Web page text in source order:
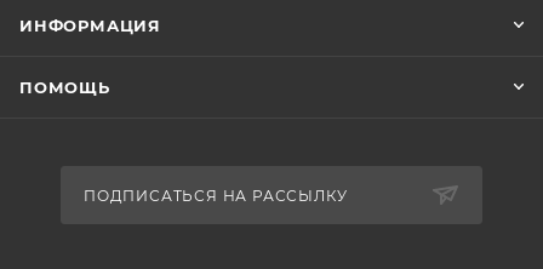
ИНФОРМАЦИЯ
ПОМОЩЬ
ПОДПИСАТЬСЯ НА РАССЫЛКУ